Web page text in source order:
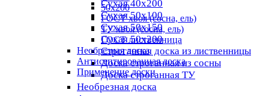
Сухая 40х200
Сухая 50х100
Сухая 50х150
Сухая 50х200
Строганная доска из лиственницы
Доска строганная из сосны
Доска строганная ТУ
Необрезная доска
50х200
ГОСТ хвоя (сосна, ель)
ТУ хвоя (сосна, ель)
ГОСТ лиственница
Необрезная доска
Антисептированная доска
Применение доски